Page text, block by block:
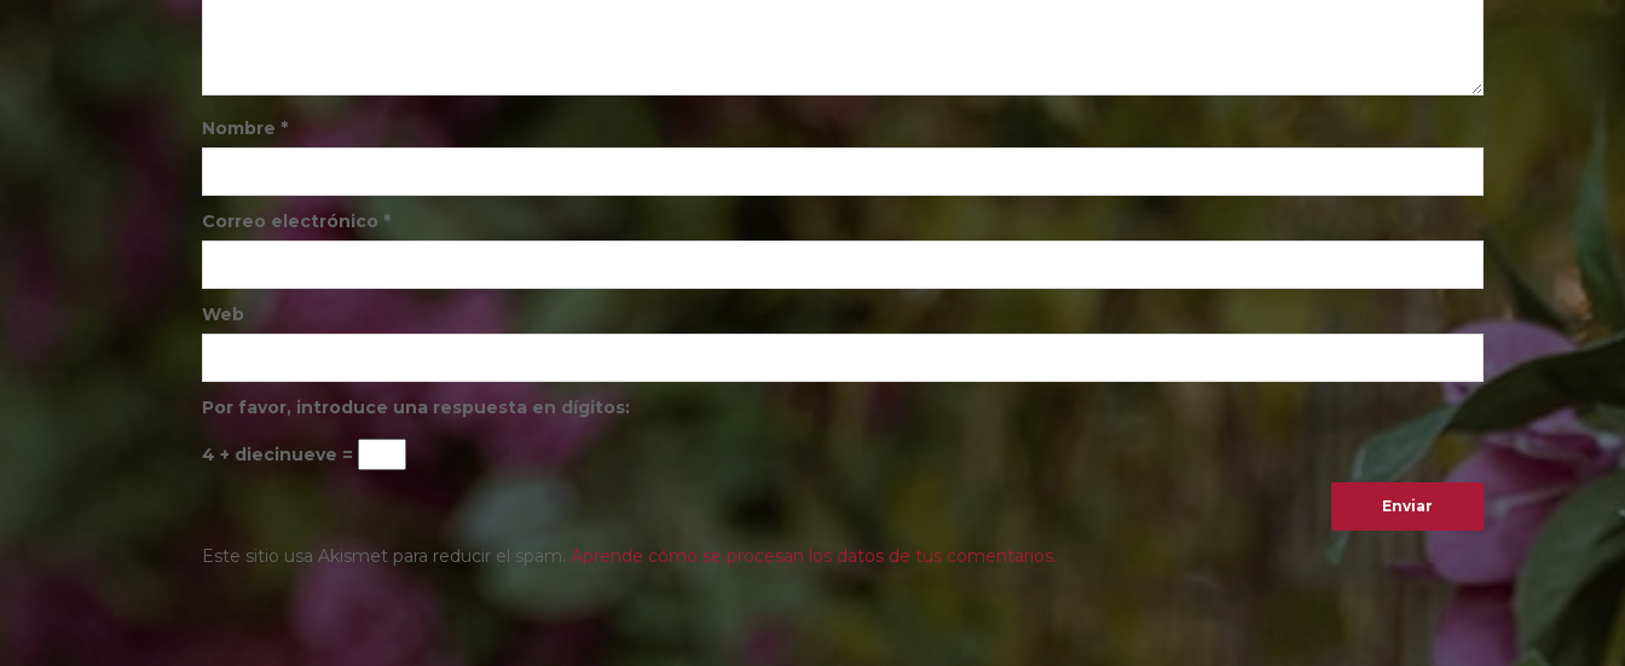
Nombre *
Correo electrónico *
Web
Por favor, introduce una respuesta en dígitos:
4 + diecinueve =
Este sitio usa Akismet para reducir el spam. Aprende cómo se procesan los datos de tus comentarios.